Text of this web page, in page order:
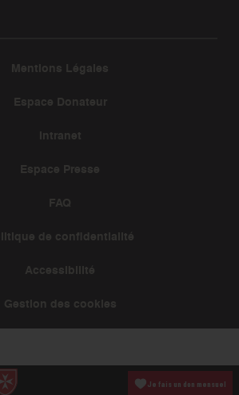
Mentions Légales
Espace Donateur
Intranet
Espace Presse
FAQ
de confidentialité
Accessibilité
Gestion des cookies
Je fais un don mensuel